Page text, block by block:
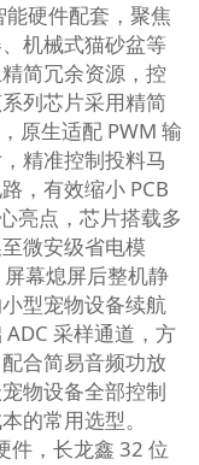
硬件配套，聚焦
机械式猫砂盆等
简冗余资源，控
列芯片采用精简
原生适配 PWM 输
精准控制投料马
，有效缩小 PCB
亮点，芯片搭载多
微安级省电模
幕熄屏后整机静
型宠物设备续航
采样通道，方
合简易音频功放
物设备全部控制
的常用选型。
件，长龙鑫 32 位